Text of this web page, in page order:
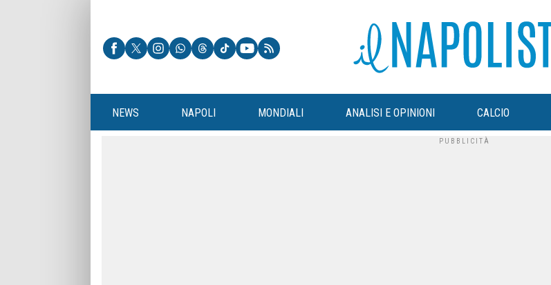
NEWS NAPOLI MONDIALI ANALISI E OPINIONI CALCIO